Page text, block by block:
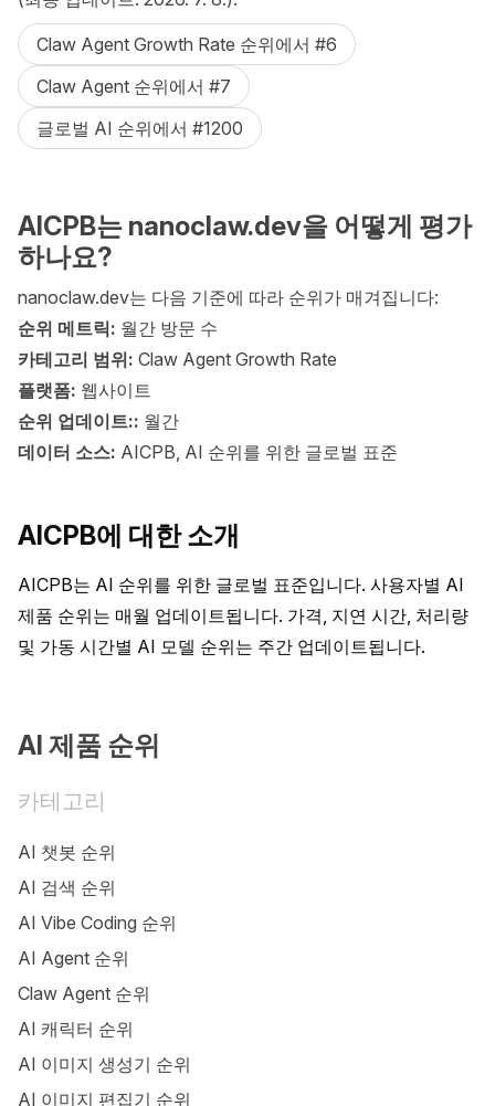
Claw Agent Growth Rate 순위에서 #6
Claw Agent 순위에서 #7
글로벌 AI 순위에서 #1200
AICPB는 nanoclaw.dev을 어떻게 평가
하나요?
nanoclaw.dev는 다음 기준에 따라 순위가 매겨집니다:
순위 메트릭: 월간 방문 수
카테고리 범위: Claw Agent Growth Rate
플랫폼: 웹사이트
순위 업데이트:: 월간
데이터 소스: AICPB, AI 순위를 위한 글로벌 표준
AICPB에 대한 소개
AICPB는 AI 순위를 위한 글로벌 표준입니다. 사용자별 AI
제품 순위는 매월 업데이트됩니다. 가격, 지연 시간, 처리량
및 가동 시간별 AI 모델 순위는 주간 업데이트됩니다.
AI 제품 순위
카테고리
AI 챗봇 순위
AI 검색 순위
AI Vibe Coding 순위
AI Agent 순위
Claw Agent 순위
AI 캐릭터 순위
AI 이미지 생성기 순위
AI 이미지 편집기 순위